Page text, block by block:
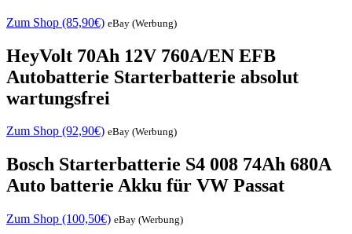
Zum Shop (85,90€) eBay (Werbung)
HeyVolt 70Ah 12V 760A/EN EFB
Autobatterie Starterbatterie absolut
wartungsfrei
Zum Shop (92,90€) eBay (Werbung)
Bosch Starterbatterie S4 008 74Ah 680A
Auto batterie Akku für VW Passat
Zum Shop (100,50€) eBay (Werbung)